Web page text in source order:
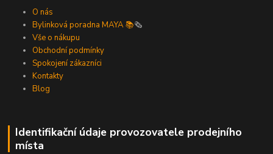
O nás
Bylinková poradna MAYA 📚🗞️
Vše o nákupu
Obchodní podmínky
Spokojení zákazníci
Kontakty
Blog
Identifikační údaje provozovatele prodejního
místa